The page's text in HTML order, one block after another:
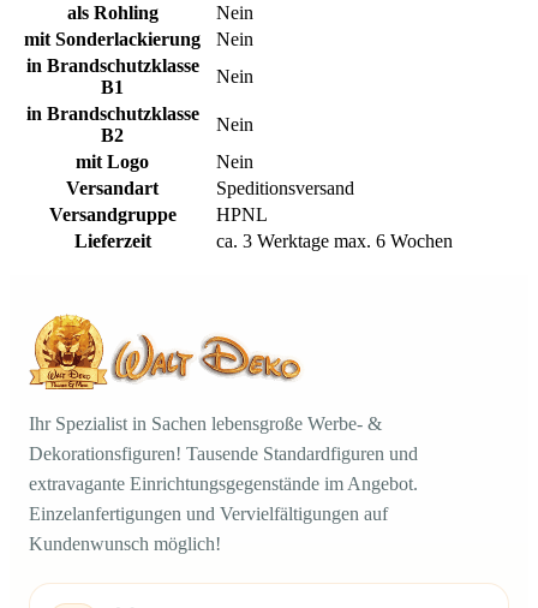
als Rohling
Nein
mit Sonderlackierung
Nein
in Brandschutzklasse
B1
Nein
in Brandschutzklasse
B2
Nein
mit Logo
Nein
Versandart
Speditionsversand
Versandgruppe
HPNL
Lieferzeit
ca. 3 Werktage max. 6 Wochen
Ihr Spezialist in Sachen lebensgroße Werbe- &
Dekorationsfiguren! Tausende Standardfiguren und
extravagante Einrichtungsgegenstände im Angebot.
Einzelanfertigungen und Vervielfältigungen auf
Kundenwunsch möglich!